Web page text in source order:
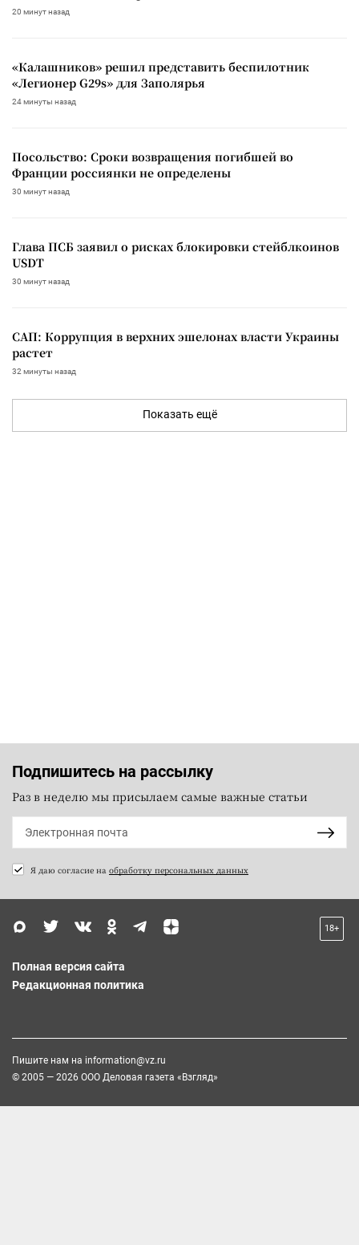
20 минут назад
«Калашников» решил представить беспилотник
«Легионер G29s» для Заполярья
24 минуты назад
Посольство: Сроки возвращения погибшей во
Франции россиянки не определены
30 минут назад
Глава ПСБ заявил о рисках блокировки стейблкоинов
USDT
30 минут назад
САП: Коррупция в верхних эшелонах власти Украины
растет
32 минуты назад
Показать ещё
Подпишитесь на рассылку
Раз в неделю мы присылаем самые важные статьи
Я даю согласие на обработку персональных данных
18+
Полная версия сайта
Редакционная политика
Пишите нам на information@vz.ru
© 2005 — 2026 ООО Деловая газета «Взгляд»